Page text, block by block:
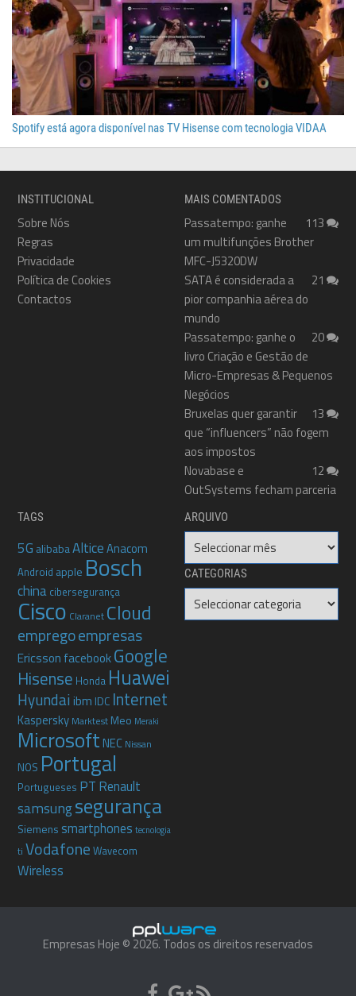
Spotify está agora disponível nas TV Hisense com tecnologia VIDAA
INSTITUCIONAL
Sobre Nós
Regras
Privacidade
Política de Cookies
Contactos
MAIS COMENTADOS
113
Passatempo: ganhe
um multifunções Brother
MFC-J5320DW
21
SATA é considerada a
pior companhia aérea do
mundo
20
Passatempo: ganhe o
livro Criação e Gestão de
Micro-Empresas & Pequenos
Negócios
13
Bruxelas quer garantir
que “influencers” não fogem
aos impostos
12
Novabase e
OutSystems fecham parceria
TAGS
5G alibabaAlticeAnacom
Android apple Bosch
china cibersegurança
Cisco Claranet Cloud
empregoempresas
Ericsson facebookGoogle
Hisense Honda Huawei
Hyundai ibm IDC Internet
Kaspersky Marktest Meo Meraki
MicrosoftNEC Nissan
NOS Portugal
Portugueses PT Renault
samsungsegurança
Siemenssmartphones tecnologia
ti Vodafone Wavecom
Wireless
ARQUIVO
Arquivo
CATEGORIAS
Categorias
Empresas Hoje © 2026. Todos os direitos reservados